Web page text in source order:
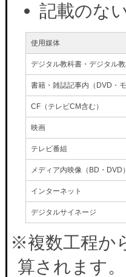
記載のな
使用媒体
デジタル教科書・デジタル
書籍・雑誌記事内（DVD・
CF（テレビCM含む）
映画
テレビ番組
メディア内映像（BD・DVD）
インターネット
デジタルサイネージ
※複数工程か
算されます。